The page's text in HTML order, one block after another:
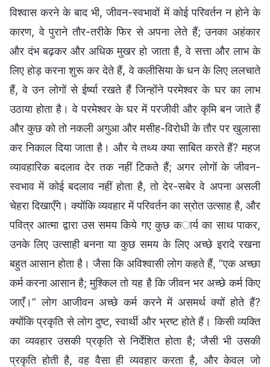
विश्वास करने के बाद भी, जीवन-स्वभावों में कोई परिवर्तन न होने के
कारण, वे पुराने तौर-तरीके फिर से अपना लेते हैं; उनका अहंकार
और दंभ बढ़कर और अधिक मुखर हो जाता है, वे सत्ता और लाभ के
लिए होड़ करना शुरू कर देते हैं, वे कलीसिया के धन के लिए ललचाते
हैं, वे उन लोगों से ईर्ष्या रखते हैं जिन्होंने परमेश्वर के घर का लाभ
उठाया होता है। वे परमेश्वर के घर में परजीवी और कृमि बन जाते हैं
और कुछ को तो नकली अगुआ और मसीह-विरोधी के तौर पर खुलासा
कर निकाल दिया जाता है। और ये तथ्य क्या साबित करते हैं? महज
व्यावहारिक बदलाव देर तक नहीं टिकते हैं; अगर लोगों के जीवन-
स्वभाव में कोई बदलाव नहीं होता है, तो देर-सबेर वे अपना असली
चेहरा दिखाएँगे। क्योंकि व्यवहार में परिवर्तन का स्रोत उत्साह है, और
पवित्र आत्मा द्वारा उस समय किये गए कुछ कार्य का साथ पाकर,
उनके लिए उत्साही बनना या कुछ समय के लिए अच्छे इरादे रखना
बहुत आसान होता है। जैसा कि अविश्वासी लोग कहते हैं, “एक अच्छा
कर्म करना आसान है; मुश्किल तो यह है कि जीवन भर अच्छे कर्म किए
जाएँ।” लोग आजीवन अच्छे कर्म करने में असमर्थ क्यों होते हैं?
क्योंकि प्रकृति से लोग दुष्ट, स्वार्थी और भ्रष्ट होते हैं। किसी व्यक्ति
का व्यवहार उसकी प्रकृति से निर्देशित होता है; जैसी भी उसकी
प्रकृति होती है, वह वैसा ही व्यवहार करता है, और केवल जो